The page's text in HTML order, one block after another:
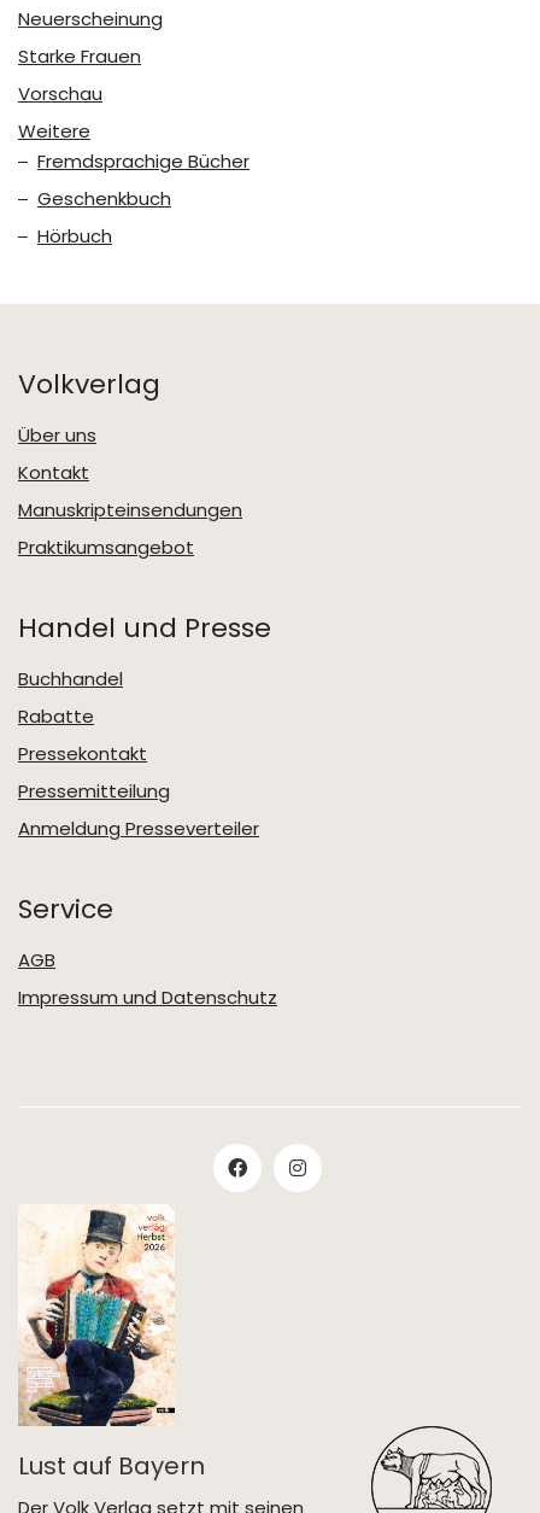
Neuerscheinung
Starke Frauen
Vorschau
Weitere
Fremdsprachige Bücher
Geschenkbuch
Hörbuch
Volkverlag
Über uns
Kontakt
Manuskripteinsendungen
Praktikumsangebot
Handel und Presse
Buchhandel
Rabatte
Pressekontakt
Pressemitteilung
Anmeldung Presseverteiler
Service
AGB
Impressum und Datenschutz
Lust auf Bayern
Der Volk Verlag setzt mit seinen